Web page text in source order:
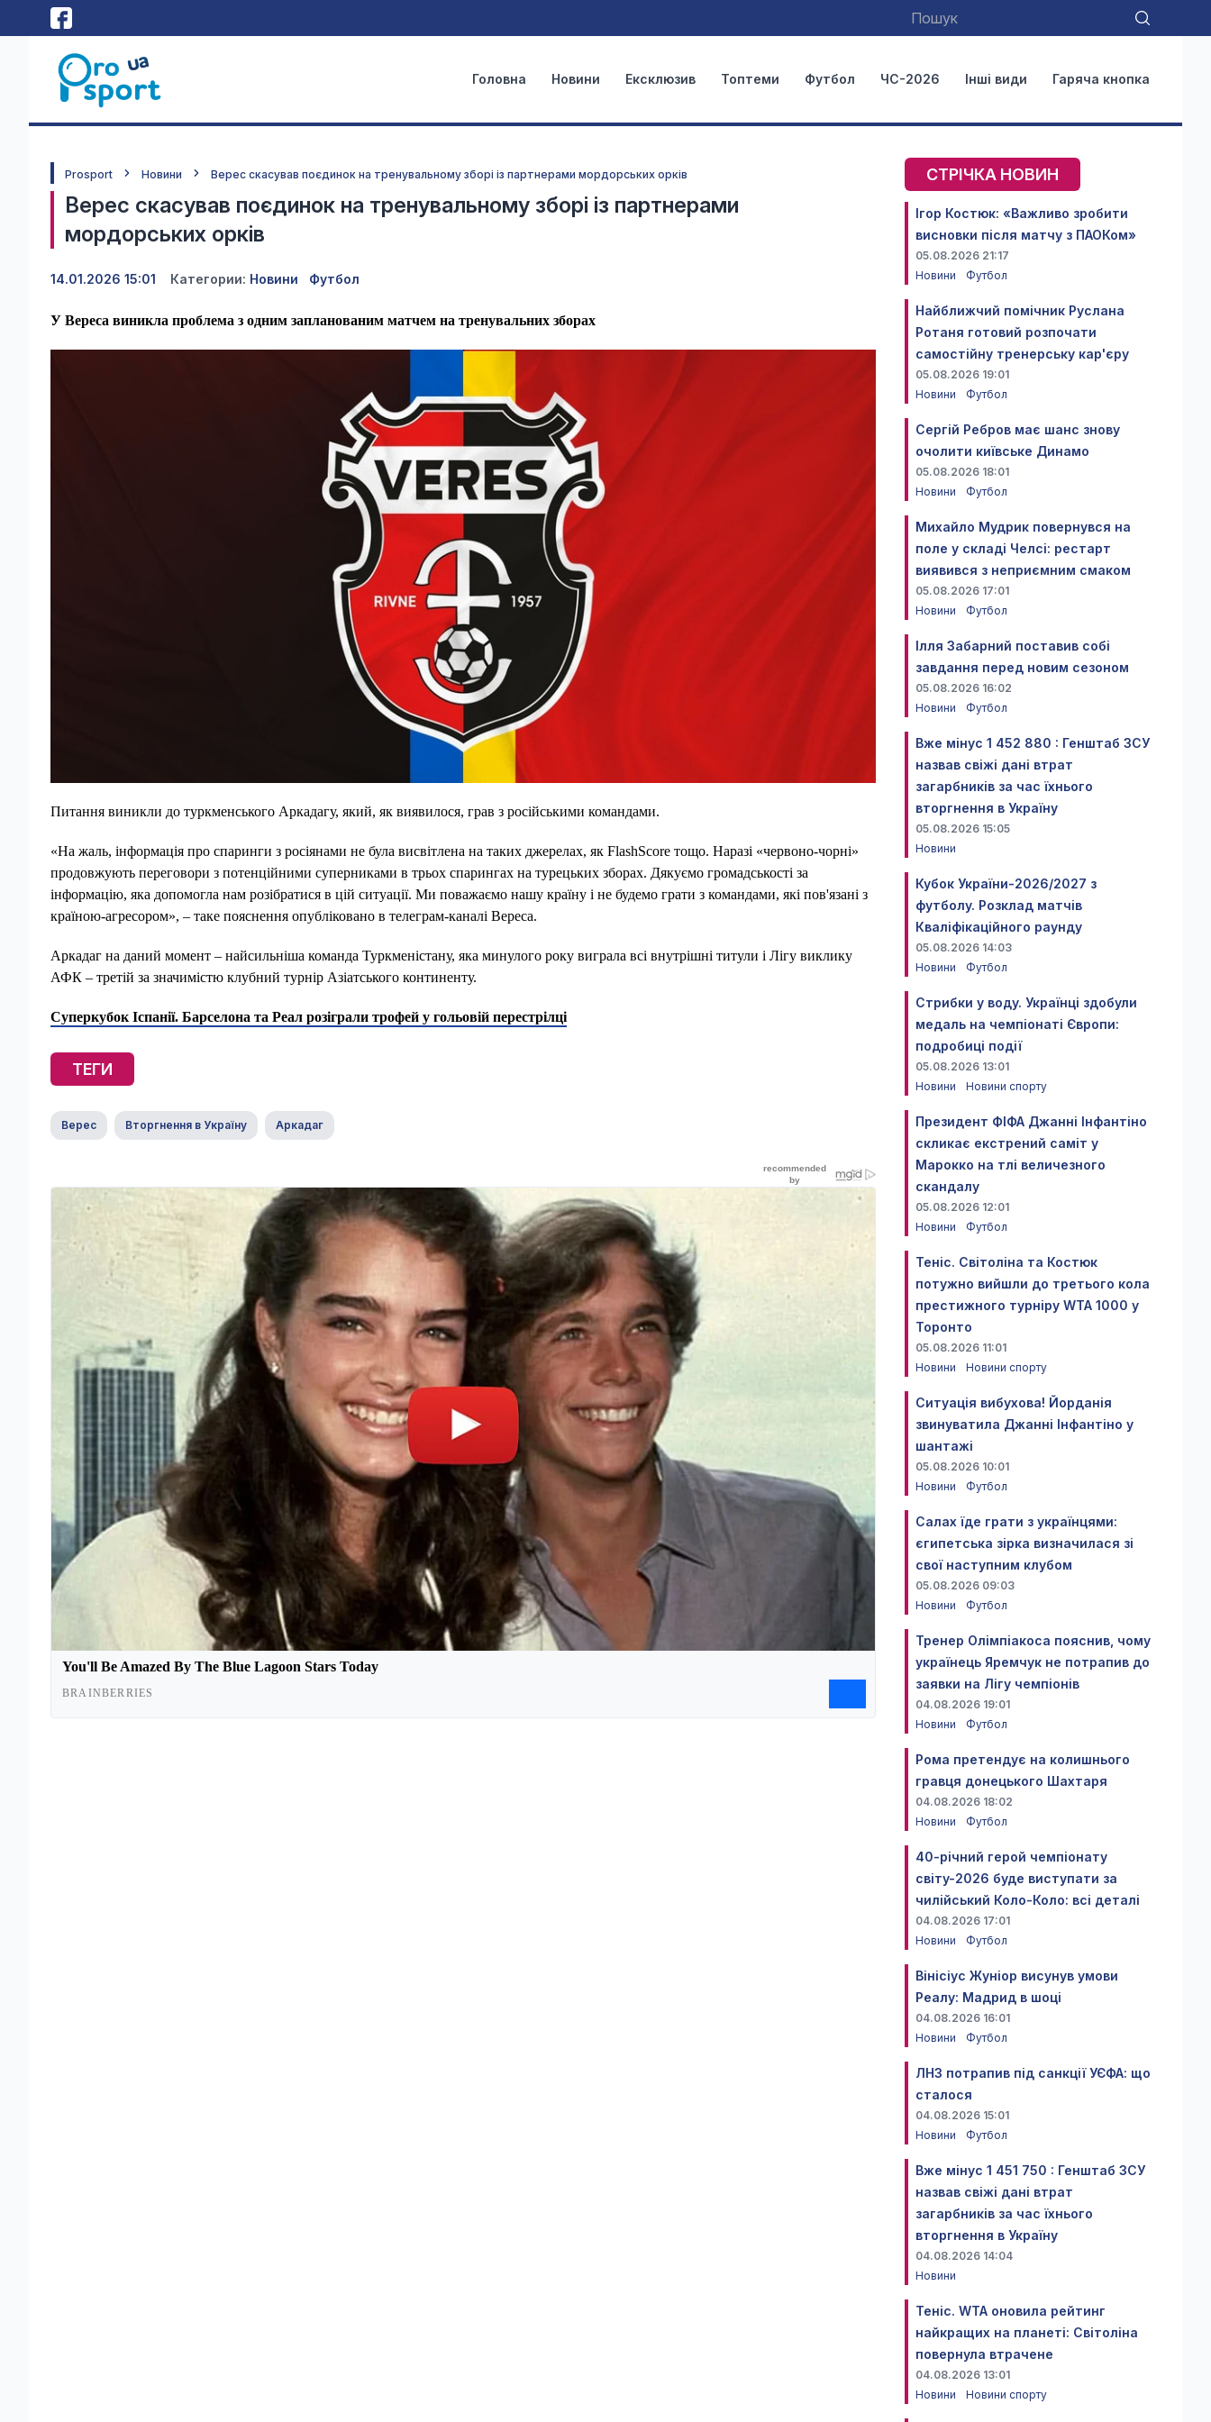
Головна Новини Ексклюзив Топтеми Футбол ЧС-2026 Інші види Гаряча кнопка
Prosport Новини Верес скасував поєдинок на тренувальному зборі із партнерами мордорських орків
Верес скасував поєдинок на тренувальному зборі із партнерами
мордорських орків
14.01.2026 15:01 Категории: Новини Футбол
У Вереса виникла проблема з одним запланованим матчем на тренувальних зборах
Питання виникли до туркменського Аркадагу, який, як виявилося, грав з російськими командами.
«На жаль, інформація про спаринги з росіянами не була висвітлена на таких джерелах, як FlashScore тощо. Наразі «червоно-чорні»
продовжують переговори з потенційними суперниками в трьох спарингах на турецьких зборах. Дякуємо громадськості за
інформацію, яка допомогла нам розібратися в цій ситуації. Ми поважаємо нашу країну і не будемо грати з командами, які пов'язані з
країною-агресором», – таке пояснення опубліковано в телеграм-каналі Вереса.
Аркадаг на даний момент – найсильніша команда Туркменістану, яка минулого року виграла всі внутрішні титули і Лігу виклику
АФК – третій за значимістю клубний турнір Азіатського континенту.
Суперкубок Іспанії. Барселона та Реал розіграли трофей у гольовій перестрілці
ТЕГИ
Верес Вторгнення в Україну Аркадаг
СТРІЧКА НОВИН
Ігор Костюк: «Важливо зробити
висновки після матчу з ПАОКом»
05.08.2026 21:17
Новини
Футбол
Найближчий помічник Руслана
Ротаня готовий розпочати
самостійну тренерську кар'єру
05.08.2026 19:01
Новини
Футбол
Сергій Ребров має шанс знову
очолити київське Динамо
05.08.2026 18:01
Новини
Футбол
Михайло Мудрик повернувся на
поле у складі Челсі: рестарт
виявився з неприємним смаком
05.08.2026 17:01
Новини
Футбол
Ілля Забарний поставив собі
завдання перед новим сезоном
05.08.2026 16:02
Новини
Футбол
Вже мінус 1 452 880 : Генштаб ЗСУ
назвав свіжі дані втрат
загарбників за час їхнього
вторгнення в Україну
05.08.2026 15:05
Новини
Кубок України-2026/2027 з
футболу. Розклад матчів
Кваліфікаційного раунду
05.08.2026 14:03
Новини
Футбол
Стрибки у воду. Українці здобули
медаль на чемпіонаті Європи:
подробиці події
05.08.2026 13:01
Новини
Новини спорту
Президент ФІФА Джанні Інфантіно
скликає екстрений саміт у
Марокко на тлі величезного
скандалу
05.08.2026 12:01
Новини
Футбол
Теніс. Світоліна та Костюк
потужно вийшли до третього кола
престижного турніру WTA 1000 у
Торонто
05.08.2026 11:01
Новини
Новини спорту
Ситуація вибухова! Йорданія
звинуватила Джанні Інфантіно у
шантажі
05.08.2026 10:01
Новини
Футбол
Салах їде грати з українцями:
єгипетська зірка визначилася зі
свої наступним клубом
05.08.2026 09:03
Новини
Футбол
Тренер Олімпіакоса пояснив, чому
українець Яремчук не потрапив до
заявки на Лігу чемпіонів
04.08.2026 19:01
Новини
Футбол
Рома претендує на колишнього
гравця донецького Шахтаря
04.08.2026 18:02
Новини
Футбол
40-річний герой чемпіонату
світу-2026 буде виступати за
чилійський Коло-Коло: всі деталі
04.08.2026 17:01
Новини
Футбол
Вінісіус Жуніор висунув умови
Реалу: Мадрид в шоці
04.08.2026 16:01
Новини
Футбол
ЛНЗ потрапив під санкції УЄФА: що
сталося
04.08.2026 15:01
Новини
Футбол
Вже мінус 1 451 750 : Генштаб ЗСУ
назвав свіжі дані втрат
загарбників за час їхнього
вторгнення в Україну
04.08.2026 14:04
Новини
Теніс. WTA оновила рейтинг
найкращих на планеті: Світоліна
повернула втрачене
04.08.2026 13:01
Новини
Новини спорту